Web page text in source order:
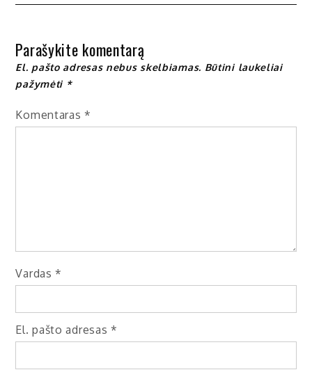
Parašykite komentarą
El. pašto adresas nebus skelbiamas. Būtini laukeliai
pažymėti *
Komentaras *
Vardas *
El. pašto adresas *